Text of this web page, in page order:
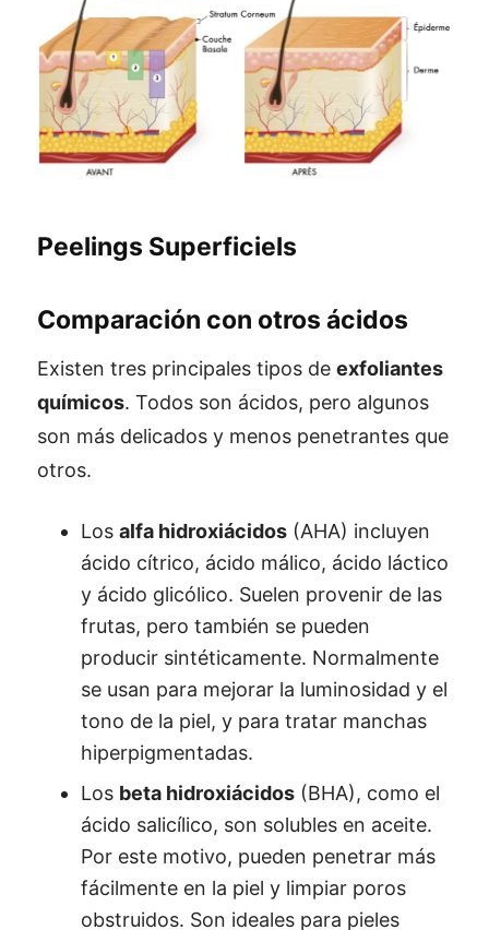
Peelings Superficiels
Comparación con otros ácidos
Existen tres principales tipos de exfoliantes
químicos. Todos son ácidos, pero algunos
son más delicados y menos penetrantes que
otros.
Los alfa hidroxiácidos (AHA) incluyen
ácido cítrico, ácido málico, ácido láctico
y ácido glicólico. Suelen provenir de las
frutas, pero también se pueden
producir sintéticamente. Normalmente
se usan para mejorar la luminosidad y el
tono de la piel, y para tratar manchas
hiperpigmentadas.
Los beta hidroxiácidos (BHA), como el
ácido salicílico, son solubles en aceite.
Por este motivo, pueden penetrar más
fácilmente en la piel y limpiar poros
obstruidos. Son ideales para pieles